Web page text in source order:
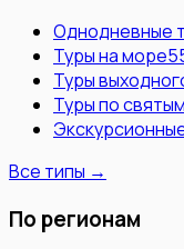
Однодневные
Туры на море
Туры
Туры по
Все типы →
По регионам